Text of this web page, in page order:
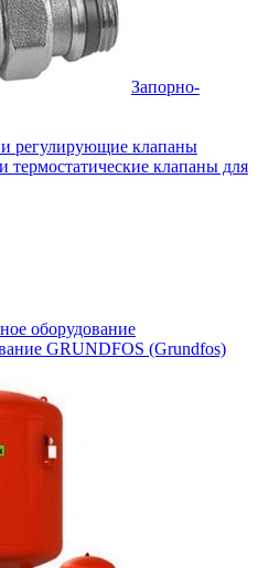
Запорно-
регулирующие клапаны
клапаны для
оборудование
GRUNDFOS (Grundfos)